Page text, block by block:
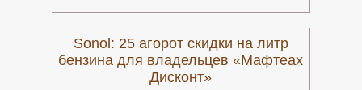
приходится на бензин. Именно этот продукт
человечество потребляет с особой
активностью. Не менее удивительным
является тот факт, что на втором месте по
Sonol: 25 агорот скидки на литр
бензина для владельцев «Мафтеах
Дисконт»